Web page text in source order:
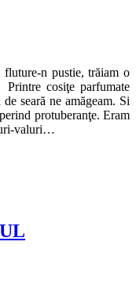
n pustie, trăiam o
cosiţe parfumate
seară ne amăgeam. Si
protuberanţe. Eram
valuri…